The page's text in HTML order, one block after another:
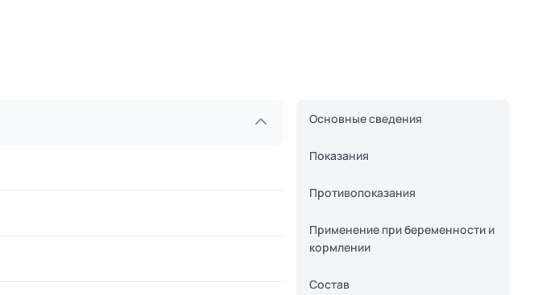
Основные сведения
Показания
Противопоказания
Применение при беременности и
кормлении
Состав